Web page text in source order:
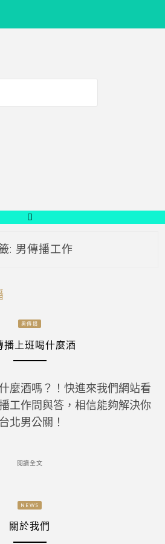
: 男傳播工作
男傳播
播上班喝什麼酒
麼酒嗎？！快進來我們網站看
工作問與答，相信能夠解決你
北男公關！
閱讀全文
NEWS
關於我們